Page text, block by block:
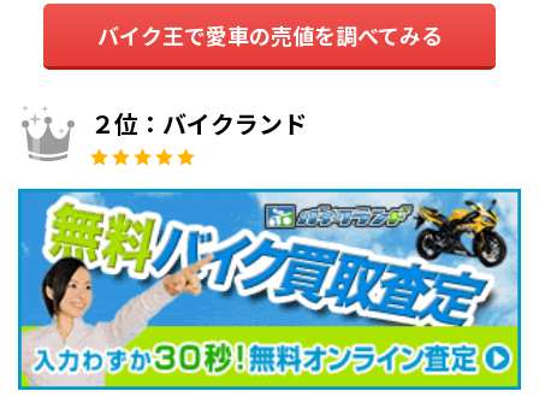
バイク王で愛車の売値を調べてみる
２位：バイクランド